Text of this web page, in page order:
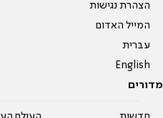
הצהרת נגישות
המייל האדום
עברית
English
מדורים